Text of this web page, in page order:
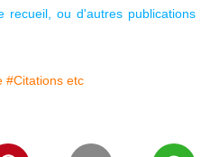
recueil, ou d'autres publications
#Citations etc